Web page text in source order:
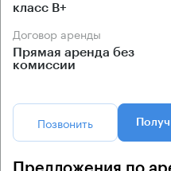
класс B+
Договор аренды
Прямая аренда без
комиссии
Позвонить